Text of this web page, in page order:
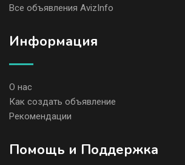
Все объявления AvizInfo
Информация
О нас
Как создать объявление
Рекомендации
Помощь и Поддержка